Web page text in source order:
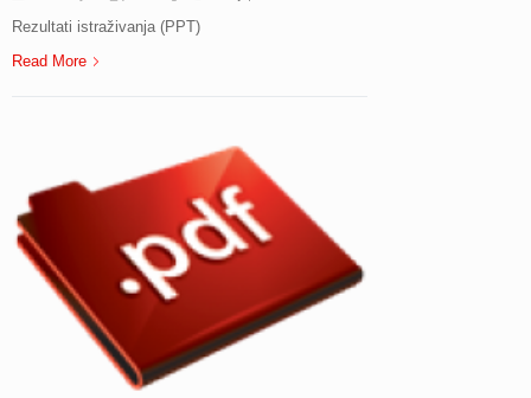
Rezultati istraživanja (PPT)
Read More